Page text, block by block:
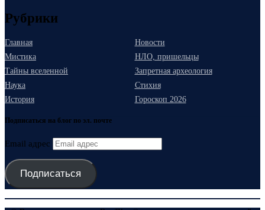
Рубрики
Главная
Новости
Мистика
НЛО, пришельцы
Тайны вселенной
Запретная археология
Наука
Стихия
История
Гороскоп 2026
Подписаться на блог по эл. почте
Email адрес
Подписаться